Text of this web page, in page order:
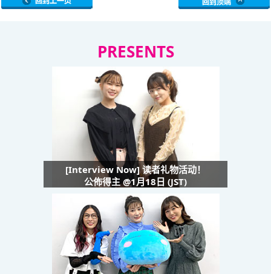
PRESENTS
[Interview Now] 读者礼物活动！
公佈得主 @1月18日 (JST)